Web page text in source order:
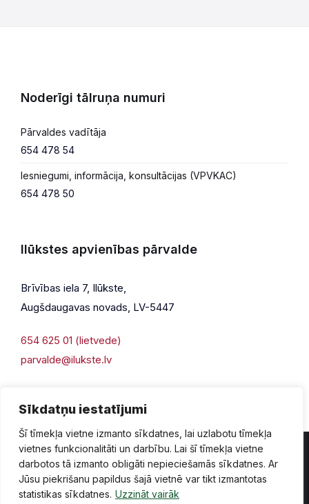
Sīkdatņu iestatījumi
Šī tīmekļa vietne izmanto sīkdatnes, lai uzlabotu tīmekļa
vietnes funkcionalitāti un darbību. Lai šī tīmekļa vietne
darbotos tā izmanto obligāti nepieciešamās sīkdatnes. Ar
Jūsu piekrišanu papildus šajā vietnē var tikt izmantotas
statistikas sīkdatnes. Uzzināt vairāk
Noderīgi tālruņa numuri
Pārvaldes vadītāja
654 478 54
Iesniegumi, informācija, konsultācijas (VPVKAC)
654 478 50
Ilūkstes apvienības pārvalde
Brīvības iela 7, Ilūkste,
Augšdaugavas novads, LV-5447
654 625 01 (lietvede)
parvalde@ilukste.lv
Privātuma politika Piekļūstamība
Lapas karte